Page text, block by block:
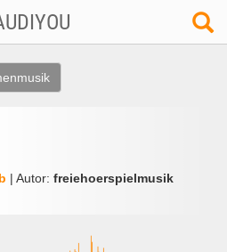
| Autor: freiehoerspielmusik